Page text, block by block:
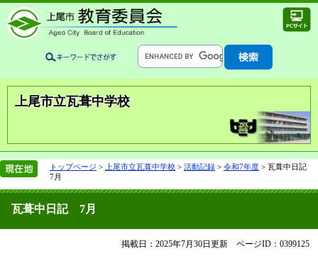
上尾市立瓦葺中学校
トップページ > 上尾市立瓦葺中学校 > 活動記録 > 令和7年度 > 瓦葺中日記
7月
瓦葺中日記 7月
掲載日：2025年7月30日更新 ページID：0399125